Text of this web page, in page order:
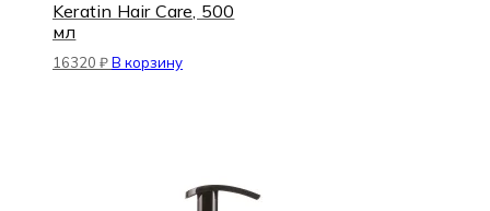
Keratin Hair Care, 500
мл
16320 ₽В корзину